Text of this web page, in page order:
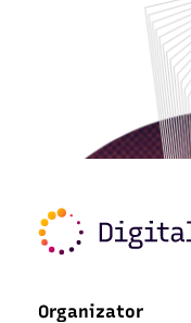
Organizator